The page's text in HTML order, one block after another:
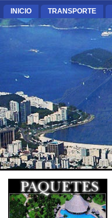
INICIO TRANSPORTE